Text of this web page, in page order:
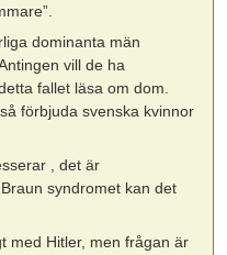
dominanta män
vill de ha
fallet läsa om dom.
förbjuda svenska kvinnor
, det är
syndromet kan det
med Hitler, men frågan är